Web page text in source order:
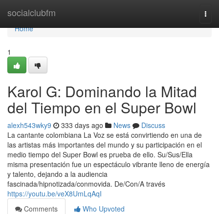
socialclubfm
Home
Home
1
Karol G: Dominando la Mitad
del Tiempo en el Super Bowl
alexh543wky9 333 days ago News
Discuss
La cantante colombiana La Voz se está convirtiendo en una de
las artistas más importantes del mundo y su participación en el
medio tiempo del Super Bowl es prueba de ello. Su/Sus/Ella
misma presentación fue un espectáculo vibrante lleno de energía
y talento, dejando a la audiencia
fascinada/hipnotizada/conmovida. De/Con/A través
https://youtu.be/veX8UmLqAqI
Comments
Who Upvoted